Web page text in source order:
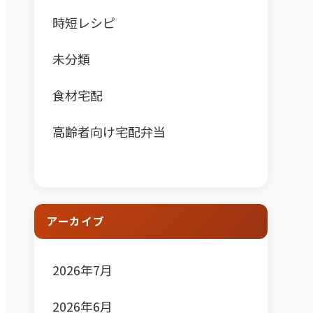
時短レシピ
未分類
食材宅配
高齢者向け宅配弁当
アーカイブ
2026年7月
2026年6月